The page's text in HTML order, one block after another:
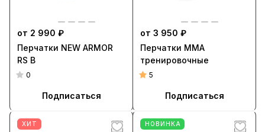
от 2 990 ₽
Перчатки NEW ARMOR
RS B
0
Подписаться
от 3 950 ₽
Перчатки ММА
тренировочные
5
Подписаться
ХИТ НОВИНКА